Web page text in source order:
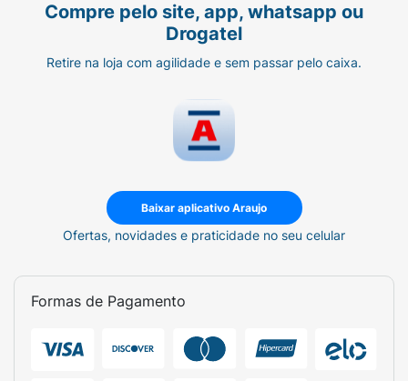
Compre pelo site, app, whatsapp ou
Drogatel
Retire na loja com agilidade e sem passar pelo caixa.
Baixar aplicativo Araujo
Ofertas, novidades e praticidade no seu celular
Formas de Pagamento